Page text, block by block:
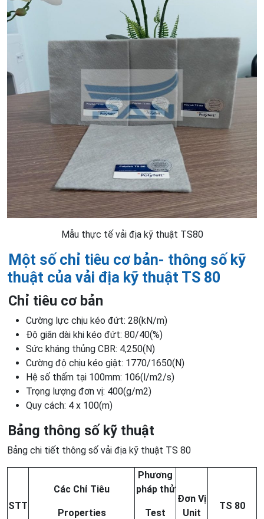
Mẫu thực tế vải địa kỹ thuật TS80
Một số chỉ tiêu cơ bản- thông số kỹ
thuật của vải địa kỹ thuật TS 80
Chỉ tiêu cơ bản
Cường lực chịu kéo đứt: 28(kN/m)
Độ giãn dài khi kéo đứt: 80/40(%)
Sức kháng thủng CBR: 4,250(N)
Cường độ chịu kéo giật: 1770/1650(N)
Hệ số thấm tại 100mm: 106(l/m2/s)
Trọng lượng đơn vị: 400(g/m2)
Quy cách: 4 x 100(m)
Bảng thông số kỹ thuật
Bảng chi tiết thông số vải địa kỹ thuật TS 80
STT
Các Chỉ Tiêu
Properties
Phương
pháp thử
Test
Đơn Vị
Unit
TS 80